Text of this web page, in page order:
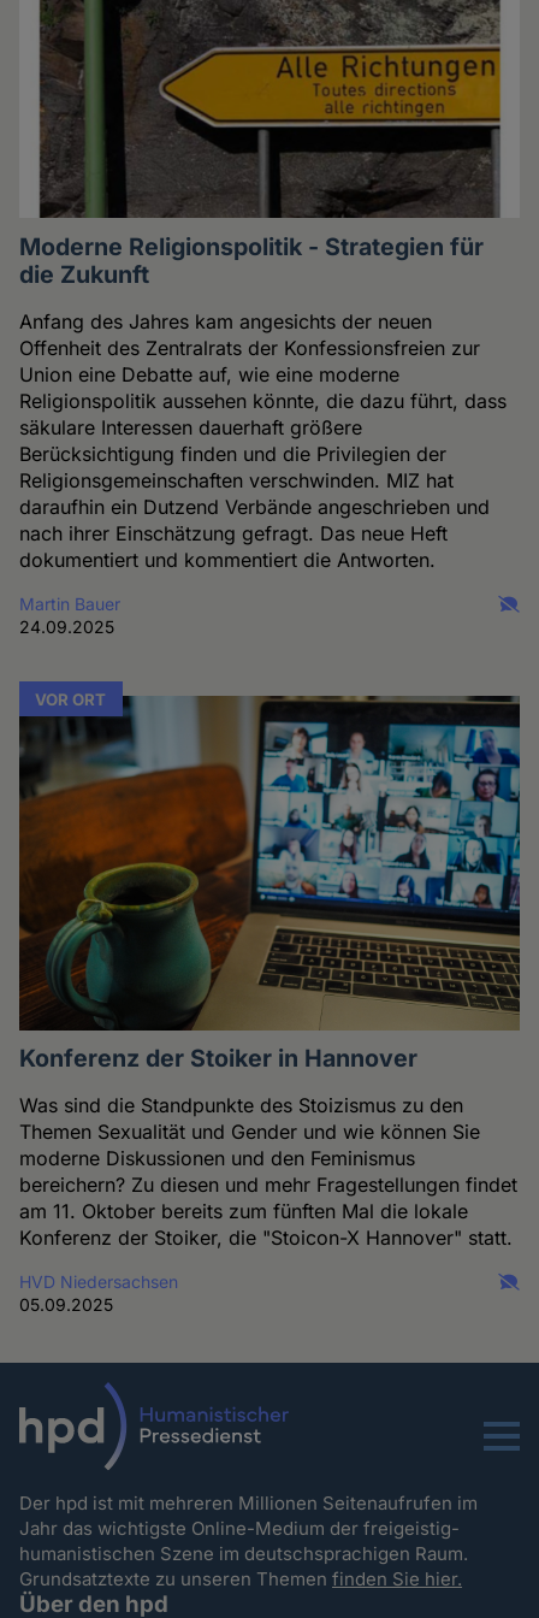
Moderne Religionspolitik - Strategien für
die Zukunft
Anfang des Jahres kam angesichts der neuen
Offenheit des Zentralrats der Konfessionsfreien zur
Union eine Debatte auf, wie eine moderne
Religionspolitik aussehen könnte, die dazu führt, dass
säkulare Interessen dauerhaft größere
Berücksichtigung finden und die Privilegien der
Religionsgemeinschaften verschwinden. MIZ hat
daraufhin ein Dutzend Verbände angeschrieben und
nach ihrer Einschätzung gefragt. Das neue Heft
dokumentiert und kommentiert die Antworten.
Martin Bauer
24.09.2025
VOR ORT
Konferenz der Stoiker in Hannover
Was sind die Standpunkte des Stoizismus zu den
Themen Sexualität und Gender und wie können Sie
moderne Diskussionen und den Feminismus
bereichern? Zu diesen und mehr Fragestellungen findet
am 11. Oktober bereits zum fünften Mal die lokale
Konferenz der Stoiker, die "Stoicon-X Hannover" statt.
HVD Niedersachsen
05.09.2025
Menu
Der hpd ist mit mehreren Millionen Seitenaufrufen im
Jahr das wichtigste Online-Medium der freigeistig-
humanistischen Szene im deutschsprachigen Raum.
Grundsatztexte zu unseren Themenfinden Sie hier.
Über den hpd